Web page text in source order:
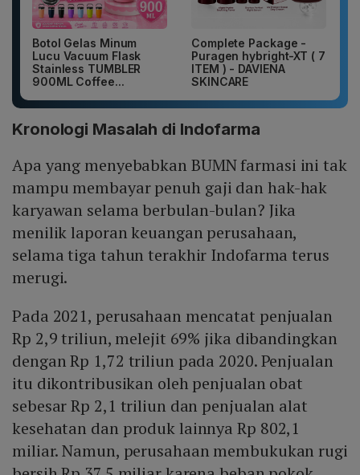
Botol Gelas Minum
Lucu Vacuum Flask
Stainless TUMBLER
900ML Coffee...
Complete Package -
Puragen hybright-XT ( 7
ITEM ) - DAVIENA
SKINCARE
Kronologi Masalah di Indofarma
Apa yang menyebabkan BUMN farmasi ini tak
mampu membayar penuh gaji dan hak-hak
karyawan selama berbulan-bulan? Jika
menilik laporan keuangan perusahaan,
selama tiga tahun terakhir Indofarma terus
merugi.
Pada 2021, perusahaan mencatat penjualan
Rp 2,9 triliun, melejit 69% jika dibandingkan
dengan Rp 1,72 triliun pada 2020. Penjualan
itu dikontribusikan oleh penjualan obat
sebesar Rp 2,1 triliun dan penjualan alat
kesehatan dan produk lainnya Rp 802,1
miliar. Namun, perusahaan membukukan rugi